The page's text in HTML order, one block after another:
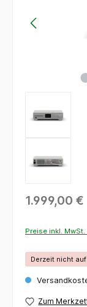
1.999,00 €
Preise inkl.
Derzeit nicht
Zum